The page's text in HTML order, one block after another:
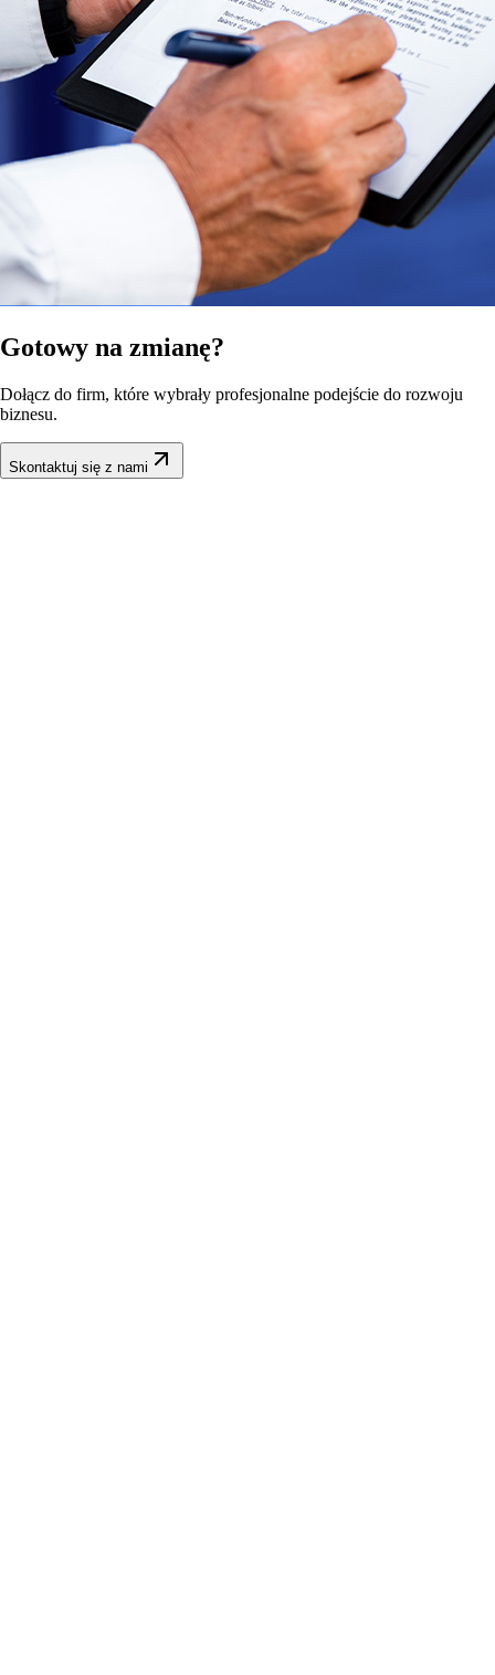
Gotowy na zmianę?
Dołącz do firm, które wybrały profesjonalne podejście do rozwoju
biznesu.
Skontaktuj się z nami